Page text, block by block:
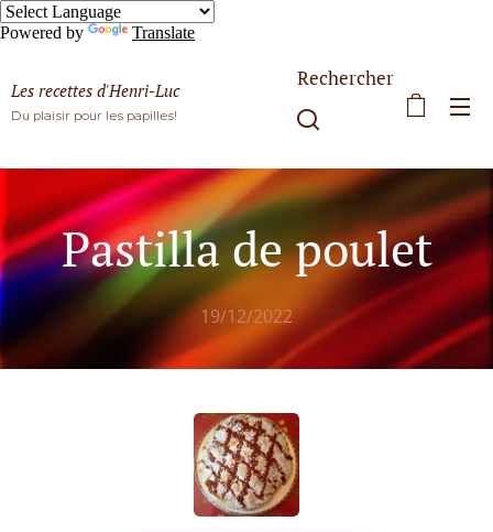
Powered by Translate
Les recettes d'Henri-Luc
Du plaisir pour les papilles!
Rechercher
Pastilla de poulet
19/12/2022